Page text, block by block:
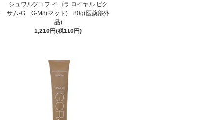
シュワルツコフ イゴラ ロイヤル ピク
サム-G G-M8(マット) 80g(医薬部外
品)
1,210円(税110円)